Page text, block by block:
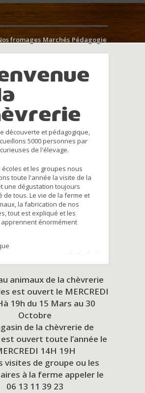
fromages Marchés Pédagogie
découverte et pédagogique,
5000 personnes par
de l'élevage.
écoles et les groupes nous
toute l'année la visite de la
une dégustation toujours
de tous. Le vie de la ferme et
la fabrication de nos
tout est expliqué et les
énormément
animaux de la chèvrerie
est ouvert le MERCREDI
19h du 15 Mars au 30
Octobre
de la chèvrerie de
est ouvert toute l’année le
14H 19H
visites de groupe ou les
à la ferme appeler le
06 13 11 39 23